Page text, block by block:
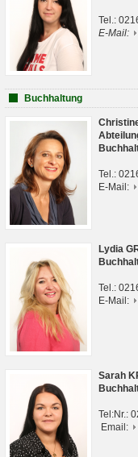
Tel.:
E-Mail:
Buchhaltung
Tel.:
E-Mail:
Lydia
Tel.:
E-Mail:
Sarah
Tel:Nr.:
Email: